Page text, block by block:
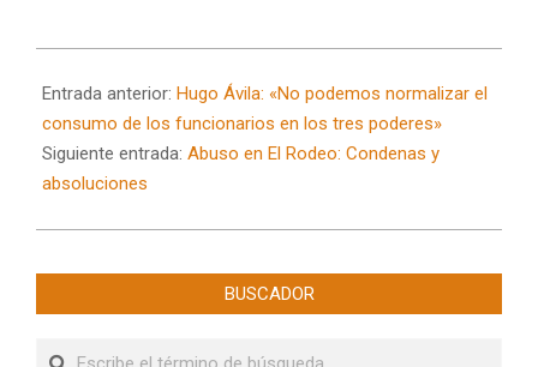
03-
18
Entrada anterior: Hugo Ávila: «No podemos normalizar el
consumo de los funcionarios en los tres poderes»
Siguiente entrada: Abuso en El Rodeo: Condenas y
absoluciones
BUSCADOR
Buscar